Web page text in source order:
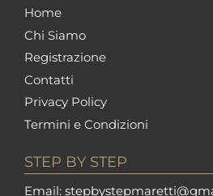
Home
Chi Siamo
Registrazione
Contatti
Privacy Policy
Termini e Condizioni
STEP BY STEP
Email: stepbystepm